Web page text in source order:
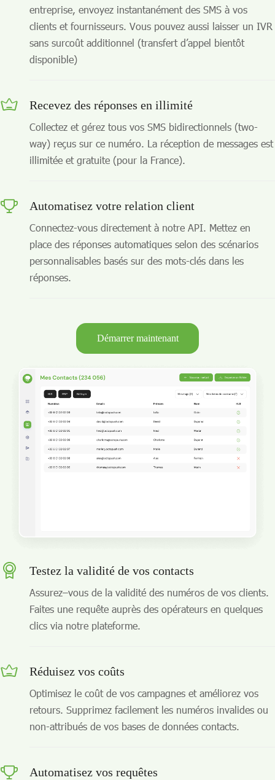
entreprise, envoyez instantanément des SMS à vos
clients et fournisseurs. Vous pouvez aussi laisser un IVR
sans surcoût additionnel (transfert d’appel bientôt
disponible)
Recevez des réponses en illimité
Collectez et gérez tous vos SMS bidirectionnels (two-
way) reçus sur ce numéro. La réception de messages est
illimitée et gratuite (pour la France).
Automatisez votre relation client
Connectez-vous directement à notre API. Mettez en
place des réponses automatiques selon des scénarios
personnalisables basés sur des mots-clés dans les
réponses.
Démarrer maintenant
Testez la validité de vos contacts
Assurez–vous de la validité des numéros de vos clients.
Faites une requête auprès des opérateurs en quelques
clics via notre plateforme.
Réduisez vos coûts
Optimisez le coût de vos campagnes et améliorez vos
retours. Supprimez facilement les numéros invalides ou
non-attribués de vos bases de données contacts.
Automatisez vos requêtes